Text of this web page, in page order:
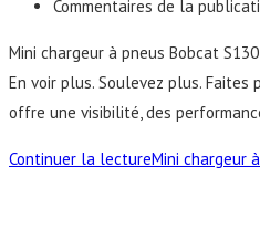
Commentaires de la
Mini chargeur à pneus Bobcat
En voir plus. Soulevez plus. Faites
offre une visibilité, des
Continuer la lectureMini chargeur